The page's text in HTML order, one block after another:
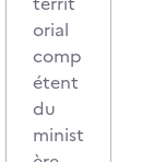
orial
comp
étent
du
minist